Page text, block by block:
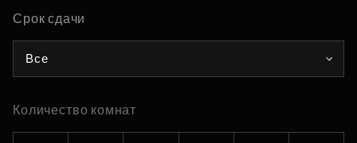
Срок сдачи
Все
Количество комнат